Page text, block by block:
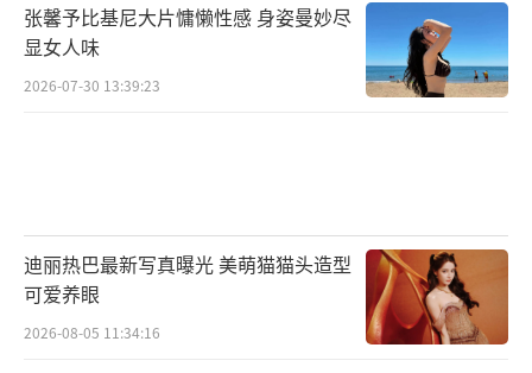
张馨予比基尼大片慵懒性感 身姿曼妙尽
显女人味
2026-07-30 13:39:23
迪丽热巴最新写真曝光 美萌猫猫头造型
可爱养眼
2026-08-05 11:34:16